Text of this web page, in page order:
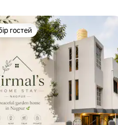
гостей
гостей